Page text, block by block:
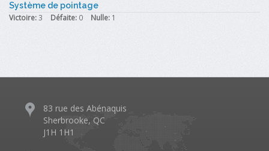
Système de pointage
Victoire:3 Défaite: 0 Nulle: 1
83 rue des Abénaquis
Sherbrooke, QC
J1H 1H1